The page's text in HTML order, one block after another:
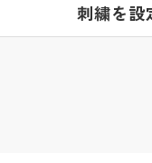
刺繍を設